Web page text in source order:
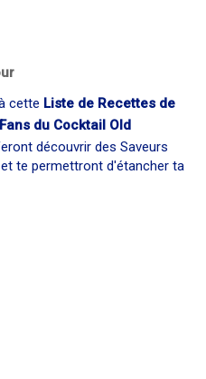
cette Liste de Recettes de
du Cocktail Old
découvrir des Saveurs
te permettront d'étancher ta